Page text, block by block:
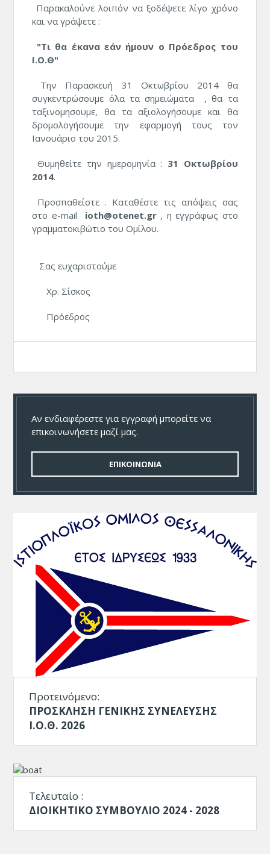
Παρακαλούνε λοιπόν να ξοδέψετε λίγο χρόνο
και να γράψετε :
"Τι θα έκανα εάν ήμουν ο Πρόεδρος του
Ι.Ο.Θ"
Την Παρασκευή 31 Οκτωβρίου 2014 θα
συγκεντρώσουμε όλα τα σημειώματα , θα τα
ταξινομησουμε, θα τα αξιολογήσουμε και θα
δρομολογήσουμε την εφαρμογή τους τον
Ιανουάριο του 2015.
Θυμηθείτε την ημερομηνία : 31 Οκτωβρίου
2014.
Προσπαθείστε . Καταθέστε τις απόψεις σας
στο e-mail ioth@otenet.gr, η εγγράφως στο
γραμματοκιβώτιο του Ομίλου.
Σας ευχαριστούμε
Χρ. Σίσκος
Πρόεδρος
Αν ενδιαφέρεστε για εγγραφή μπορείτε να
επικοινωνήσετε μαζί μας.
ΕΠΙΚΟΙΝΩΝΙΑ
Προτεινόμενο:
ΠΡΟΣΚΛΗΣΗ ΓΕΝΙΚΗΣ ΣΥΝΕΛΕΥΣΗΣ
Ι.Ο.Θ. 2026
Τελευταίο :
ΔΙΟΙΚΗΤΙΚΟ ΣΥΜΒΟΥΛΙΟ 2024 - 2028